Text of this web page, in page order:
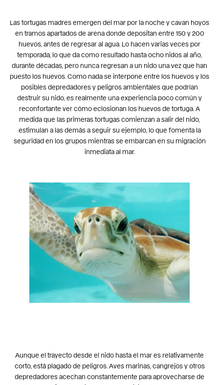
Las tortugas madres emergen del mar por la noche y cavan hoyos
en tramos apartados de arena donde depositan entre 150 y 200
huevos, antes de regresar al agua. Lo hacen varias veces por
temporada, lo que da como resultado hasta ocho nidos al año,
durante décadas, pero nunca regresan a un nido una vez que han
puesto los huevos. Como nada se interpone entre los huevos y los
posibles depredadores y peligros ambientales que podrían
destruir su nido, es realmente una experiencia poco común y
reconfortante ver cómo eclosionan los huevos de tortuga. A
medida que las primeras tortugas comienzan a salir del nido,
estimulan a las demás a seguir su ejemplo, lo que fomenta la
seguridad en los grupos mientras se embarcan en su migración
inmediata al mar.
Aunque el trayecto desde el nido hasta el mar es relativamente
corto, está plagado de peligros. Aves marinas, cangrejos y otros
depredadores acechan constantemente para aprovecharse de